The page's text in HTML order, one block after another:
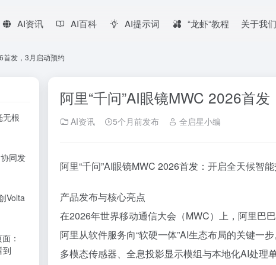
AI资讯 AI百科 AI提示词 “龙虾“教程 关于我们
首发，3月启动预约
阿里“千问”AI眼镜MWC 2026首
AI资讯 5个月前发布 全启星小编
阿里“千问”AI眼镜MWC 2026首发：开启全天候智
产品发布与核心亮点
在2026年世界移动通信大会（MWC）上，阿里巴
阿里从软件服务向“软硬一体”AI生态布局的关键一
多模态传感器、全息投影显示模组与本地化AI处理
无根
同发
Volta
：
到